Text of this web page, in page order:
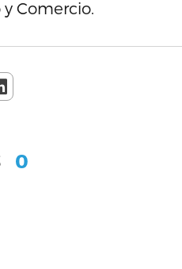
Comercio.
0